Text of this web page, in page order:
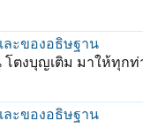
ะของอธิษฐาน
ตงบุญเติม มาให้ทุ
ะของอธิษฐาน